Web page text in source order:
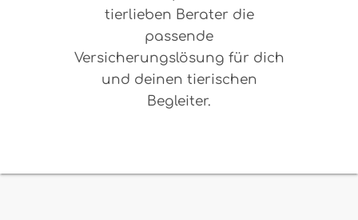
tierlieben Berater die
passende
Versicherungslösung für dich
und deinen tierischen
Begleiter.